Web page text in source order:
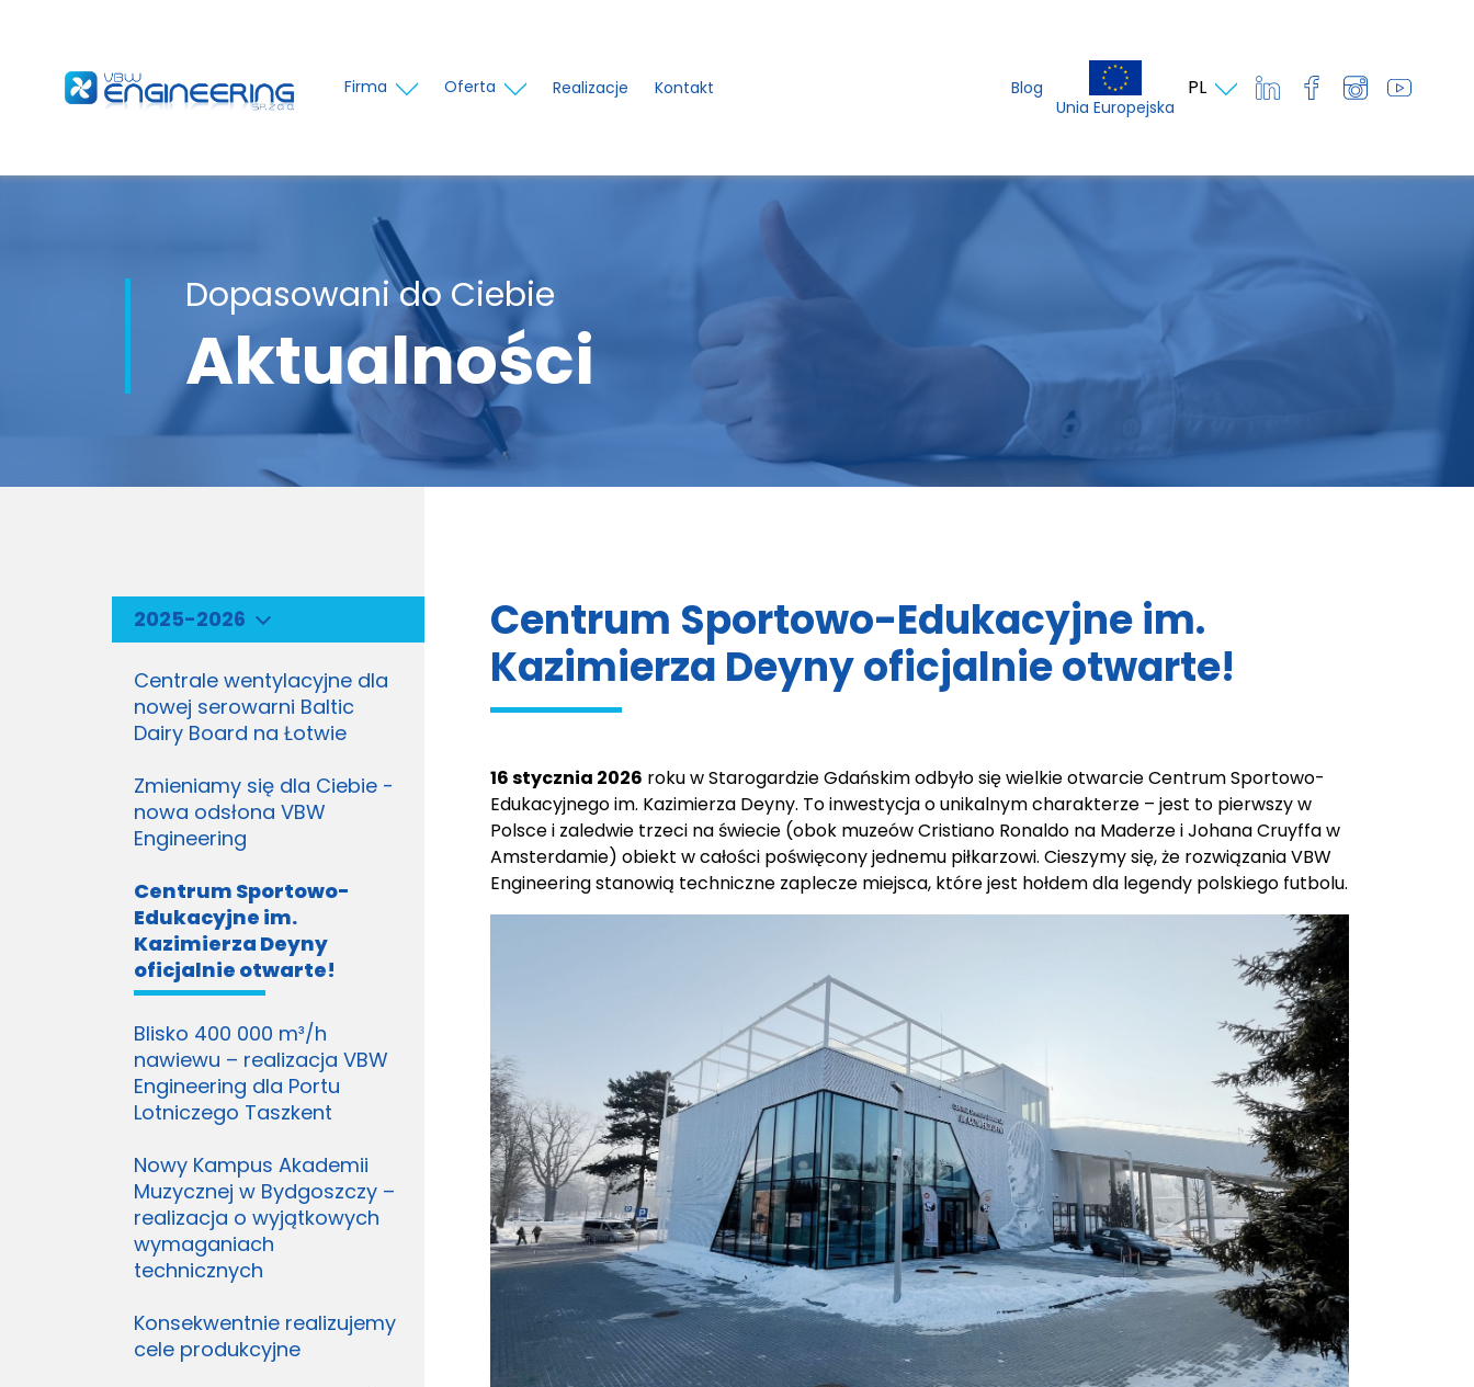
Firma Oferta Realizacje Kontakt
Blog
Unia Europejska
PL
Dopasowani do Ciebie
Aktualności
2025-2026
Centrale wentylacyjne dla
nowej serowarni Baltic
Dairy Board na Łotwie
Zmieniamy się dla Ciebie -
nowa odsłona VBW
Engineering
Centrum Sportowo-
Edukacyjne im.
Kazimierza Deyny
oficjalnie otwarte!
Blisko 400 000 m³/h
nawiewu – realizacja VBW
Engineering dla Portu
Lotniczego Taszkent
Nowy Kampus Akademii
Muzycznej w Bydgoszczy –
realizacja o wyjątkowych
wymaganiach
technicznych
Konsekwentnie realizujemy
cele produkcyjne
Centrum Sportowo-Edukacyjne im.
Kazimierza Deyny oficjalnie otwarte!
16 stycznia 2026 roku w Starogardzie Gdańskim odbyło się wielkie otwarcie Centrum Sportowo-
Edukacyjnego im. Kazimierza Deyny. To inwestycja o unikalnym charakterze – jest to pierwszy w
Polsce i zaledwie trzeci na świecie (obok muzeów Cristiano Ronaldo na Maderze i Johana Cruyffa w
Amsterdamie) obiekt w całości poświęcony jednemu piłkarzowi. Cieszymy się, że rozwiązania VBW
Engineering stanowią techniczne zaplecze miejsca, które jest hołdem dla legendy polskiego futbolu.